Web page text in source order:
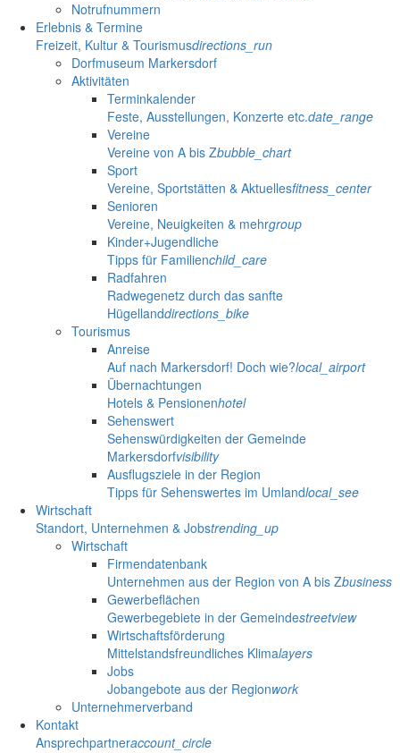
Notrufnummern
Erlebnis & Termine
Freizeit, Kultur & Tourismusdirections_run
Dorfmuseum Markersdorf
Aktivitäten
Terminkalender
Feste, Ausstellungen, Konzerte etc.date_range
Vereine
Vereine von A bis Zbubble_chart
Sport
Vereine, Sportstätten & Aktuellesfitness_center
Senioren
Vereine, Neuigkeiten & mehrgroup
Kinder+Jugendliche
Tipps für Familienchild_care
Radfahren
Radwegenetz durch das sanfte
Hügellanddirections_bike
Tourismus
Anreise
Auf nach Markersdorf! Doch wie?local_airport
Übernachtungen
Hotels & Pensionenhotel
Sehenswert
Sehenswürdigkeiten der Gemeinde
Markersdorfvisibility
Ausflugsziele in der Region
Tipps für Sehenswertes im Umlandlocal_see
Wirtschaft
Standort, Unternehmen & Jobstrending_up
Wirtschaft
Firmendatenbank
Unternehmen aus der Region von A bis Zbusiness
Gewerbeflächen
Gewerbegebiete in der Gemeindestreetview
Wirtschaftsförderung
Mittelstandsfreundliches Klimalayers
Jobs
Jobangebote aus der Regionwork
Unternehmerverband
Kontakt
Ansprechpartneraccount_circle